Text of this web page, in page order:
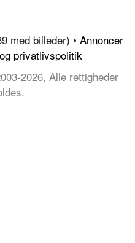
med billeder) • Annoncer
privatlivspolitik
2026, Alle rettigheder